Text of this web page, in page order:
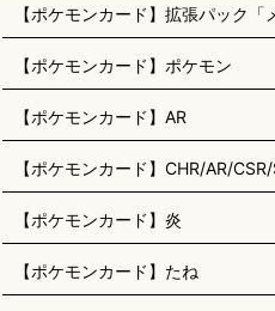
【ポケモンカード】拡張パック「
【ポケモンカード】ポケモン
【ポケモンカード】AR
【ポケモンカード】CHR/AR/
【ポケモンカード】炎
【ポケモンカード】たね